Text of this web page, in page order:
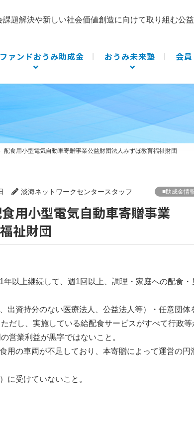
課題解決や新しい社会価値創造に向けて取り組む公
ァンドおうみ助成金 おうみ未来塾 会
配食用小型電気自動車寄贈事業公益財団法人みずほ教育福祉財団
淡海ネットワークセンタースタッフ ■助成金情
食用小型電気自動車寄贈事業
祉財団
以上継続して、週1回以上、調理・家庭への配食・
出資持分のない医療法人、公益法人等）・任意団体
だし、実施している給配食サービスがすべて行政等
営業利益が黒字ではないこと。
用の車両が不足しており、本寄贈によって運営の円
に受けていないこと。